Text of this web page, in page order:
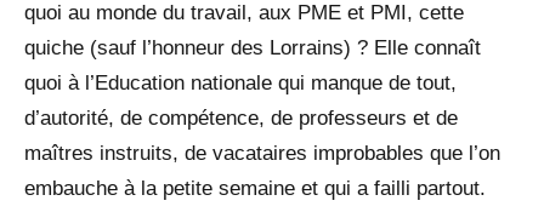
quoi au monde du travail, aux PME et PMI, cette
quiche (sauf l’honneur des Lorrains) ? Elle connaît
quoi à l’Education nationale qui manque de tout,
d’autorité, de compétence, de professeurs et de
maîtres instruits, de vacataires improbables que l’on
embauche à la petite semaine et qui a failli partout.